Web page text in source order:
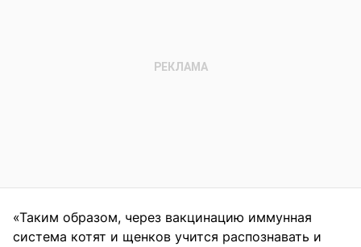
«Таким образом, через вакцинацию иммунная
система котят и щенков учится распознавать и